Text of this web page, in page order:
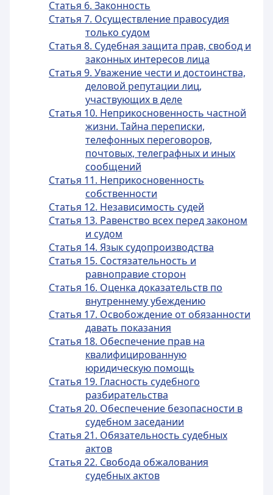
Статья 6. Законность
Статья 7. Осуществление правосудия
только судом
Статья 8. Судебная защита прав, свобод и
законных интересов лица
Статья 9. Уважение чести и достоинства,
деловой репутации лиц,
участвующих в деле
Статья 10. Неприкосновенность частной
жизни. Тайна переписки,
телефонных переговоров,
почтовых, телеграфных и иных
сообщений
Статья 11. Неприкосновенность
собственности
Статья 12. Независимость судей
Статья 13. Равенство всех перед законом
и судом
Статья 14. Язык судопроизводства
Статья 15. Состязательность и
равноправие сторон
Статья 16. Оценка доказательств по
внутреннему убеждению
Статья 17. Освобождение от обязанности
давать показания
Статья 18. Обеспечение прав на
квалифицированную
юридическую помощь
Статья 19. Гласность судебного
разбирательства
Статья 20. Обеспечение безопасности в
судебном заседании
Статья 21. Обязательность судебных
актов
Статья 22. Свобода обжалования
судебных актов